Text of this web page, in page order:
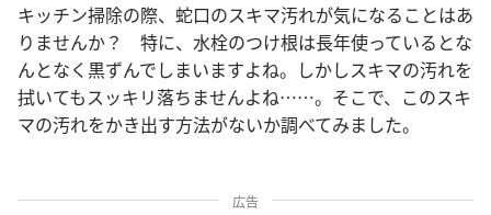
キッチン掃除の際、蛇口のスキマ汚れが気になることはあ
りませんか？ 特に、水栓のつけ根は長年使っているとな
んとなく黒ずんでしまいますよね。しかしスキマの汚れを
拭いてもスッキリ落ちませんよね……。そこで、このスキ
マの汚れをかき出す方法がないか調べてみました。
広告